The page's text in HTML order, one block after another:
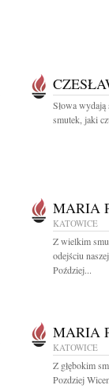
Słowa
smutek, jaki
MARIA
KATOWICE
Z wielkim
odejściu
Poździej...
MARIA
KATOWICE
Z głębokim
Pozdziej